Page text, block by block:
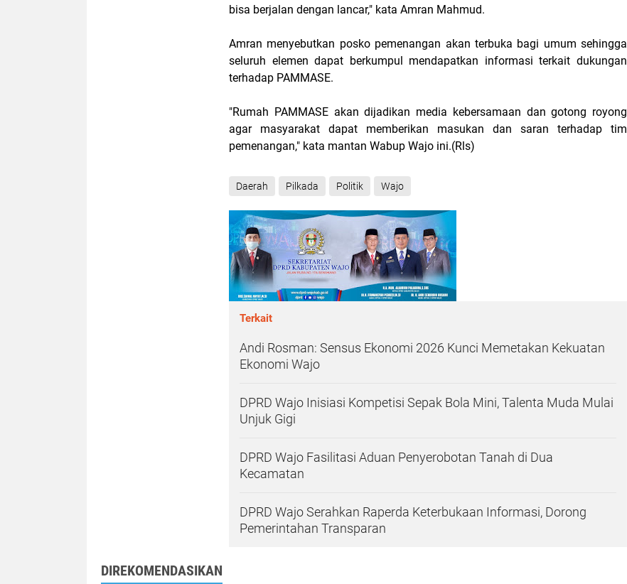
bisa berjalan dengan lancar," kata Amran Mahmud.
Amran menyebutkan posko pemenangan akan terbuka bagi umum sehingga
seluruh elemen dapat berkumpul mendapatkan informasi terkait dukungan
terhadap PAMMASE.
"Rumah PAMMASE akan dijadikan media kebersamaan dan gotong royong
agar masyarakat dapat memberikan masukan dan saran terhadap tim
pemenangan," kata mantan Wabup Wajo ini.(Rls)
Daerah Pilkada Politik Wajo
Terkait
Andi Rosman: Sensus Ekonomi 2026 Kunci Memetakan Kekuatan
Ekonomi Wajo
DPRD Wajo Inisiasi Kompetisi Sepak Bola Mini, Talenta Muda Mulai
Unjuk Gigi
DPRD Wajo Fasilitasi Aduan Penyerobotan Tanah di Dua
Kecamatan
DPRD Wajo Serahkan Raperda Keterbukaan Informasi, Dorong
Pemerintahan Transparan
DIREKOMENDASIKAN